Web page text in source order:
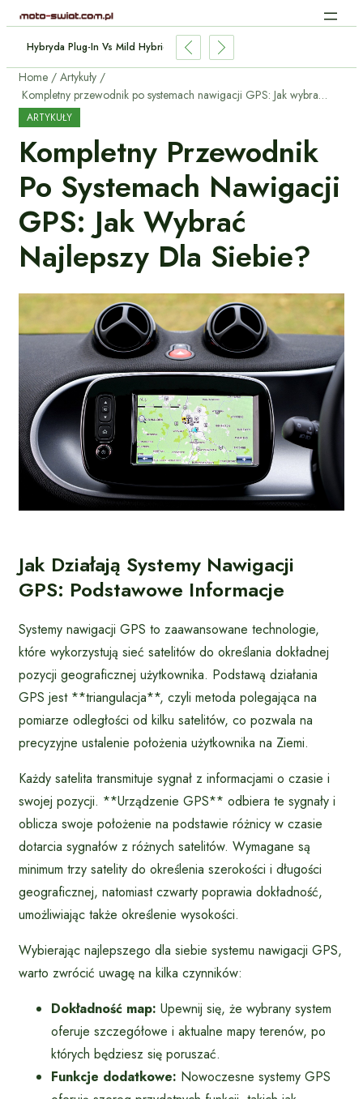
Hybryda Plug-In Vs Mild Hybrid: Którą Wybrać I Dlaczego?
Home
Artykuły
Kompletny przewodnik po systemach nawigacji GPS: Jak wybrać najlepszy dla siebie?
ARTYKUŁY
Kompletny Przewodnik
Po Systemach Nawigacji
GPS: Jak Wybrać
Najlepszy Dla Siebie?
Jak Działają Systemy Nawigacji
GPS: Podstawowe Informacje
Systemy nawigacji GPS to zaawansowane technologie,
które wykorzystują sieć satelitów do określania dokładnej
pozycji geograficznej użytkownika. Podstawą działania
GPS jest **triangulacja**, czyli metoda polegająca na
pomiarze odległości od kilku satelitów, co pozwala na
precyzyjne ustalenie położenia użytkownika na Ziemi.
Każdy satelita transmituje sygnał z informacjami o czasie i
swojej pozycji. **Urządzenie GPS** odbiera te sygnały i
oblicza swoje położenie na podstawie różnicy w czasie
dotarcia sygnałów z różnych satelitów. Wymagane są
minimum trzy satelity do określenia szerokości i długości
geograficznej, natomiast czwarty poprawia dokładność,
umożliwiając także określenie wysokości.
Wybierając najlepszego dla siebie systemu nawigacji GPS,
warto zwrócić uwagę na kilka czynników:
Dokładność map: Upewnij się, że wybrany system
oferuje szczegółowe i aktualne mapy terenów, po
których będziesz się poruszać.
Funkcje dodatkowe: Nowoczesne systemy GPS